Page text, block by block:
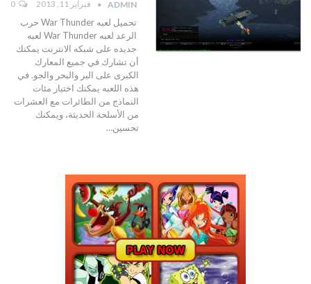
ADMIN فبراير 11, 2013
تحميل لعبه War Thunder حرب
الرعد لعبه War Thunder لعبه
جديده على شبكه الانترنت يمكنك
أن تشارك في جميع المعارك
الكبرى على البر والبحر والجو. في
هذه اللعبه يمكنك اختيار مئات
النماذج من الطائرات مع العشرات
من الأسلحة الحديثة، ويمكنك
تحسين…